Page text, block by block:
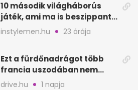
10 második világháborús
játék, ami ma is beszippant
a képernyő elé
instylemen.hu 23 órája
Ezt a fürdőnadrágot több
francia uszodában nem
fogadják el
drive.hu 1 napja